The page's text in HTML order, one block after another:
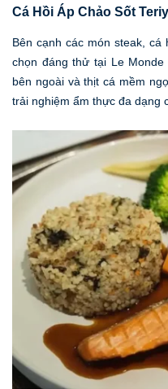
Cá Hồi Áp Chảo Sốt
Bên cạnh các món steak, cá
chọn đáng thử tại Le
bên ngoài và thịt cá mềm
trải nghiệm ẩm thực đa dạng